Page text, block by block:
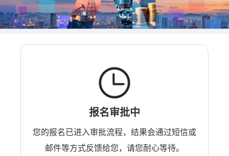
报名审批中
您的报名已进入审批流程，结果会通过短信或
邮件等方式反馈给您，请您耐心等待。